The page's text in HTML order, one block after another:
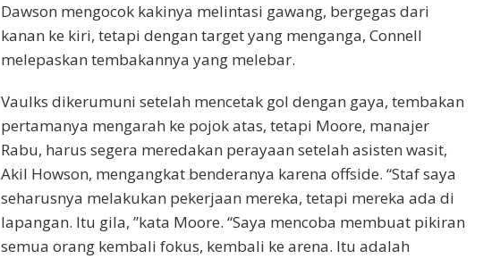
Dawson mengocok kakinya melintasi gawang, bergegas dari
kanan ke kiri, tetapi dengan target yang menganga, Connell
melepaskan tembakannya yang melebar.
Vaulks dikerumuni setelah mencetak gol dengan gaya, tembakan
pertamanya mengarah ke pojok atas, tetapi Moore, manajer
Rabu, harus segera meredakan perayaan setelah asisten wasit,
Akil Howson, mengangkat benderanya karena offside. “Staf saya
seharusnya melakukan pekerjaan mereka, tetapi mereka ada di
lapangan. Itu gila, ”kata Moore. “Saya mencoba membuat pikiran
semua orang kembali fokus, kembali ke arena. Itu adalah